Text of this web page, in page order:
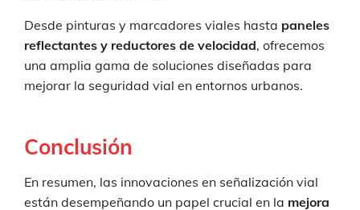
Desde pinturas y marcadores viales hasta paneles
reflectantes y reductores de velocidad, ofrecemos
una amplia gama de soluciones diseñadas para
mejorar la seguridad vial en entornos urbanos.
Conclusión
En resumen, las innovaciones en señalización vial
están desempeñando un papel crucial en la mejora